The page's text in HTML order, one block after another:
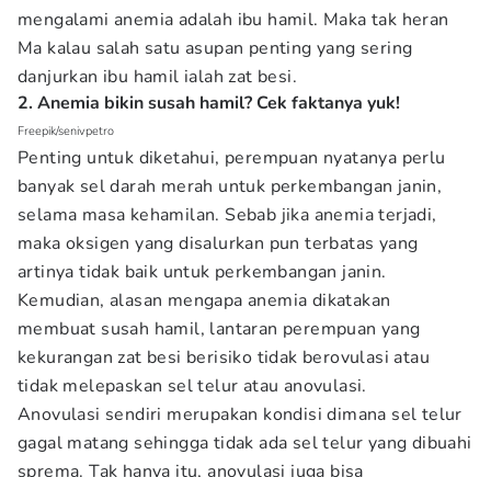
mengalami anemia adalah ibu hamil. Maka tak heran
Ma kalau salah satu asupan penting yang sering
danjurkan ibu hamil ialah zat besi.
2. Anemia bikin susah hamil? Cek faktanya yuk!
Freepik/senivpetro
Penting untuk diketahui, perempuan nyatanya perlu
banyak sel darah merah untuk perkembangan janin,
selama masa kehamilan. Sebab jika anemia terjadi,
maka oksigen yang disalurkan pun terbatas yang
artinya tidak baik untuk perkembangan janin.
Kemudian, alasan mengapa anemia dikatakan
membuat susah hamil, lantaran perempuan yang
kekurangan zat besi berisiko tidak berovulasi atau
tidak melepaskan sel telur atau anovulasi.
Anovulasi sendiri merupakan kondisi dimana sel telur
gagal matang sehingga tidak ada sel telur yang dibuahi
sprema. Tak hanya itu, anovulasi juga bisa